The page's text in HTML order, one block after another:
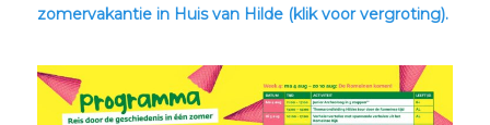
zomervakantie in Huis van Hilde (klik voor vergroting).